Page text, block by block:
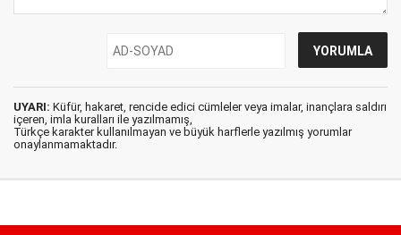
UYARI: Küfür, hakaret, rencide edici cümleler veya imalar, inançlara saldırı
içeren, imla kuralları ile yazılmamış,
Türkçe karakter kullanılmayan ve büyük harflerle yazılmış yorumlar
onaylanmamaktadır.